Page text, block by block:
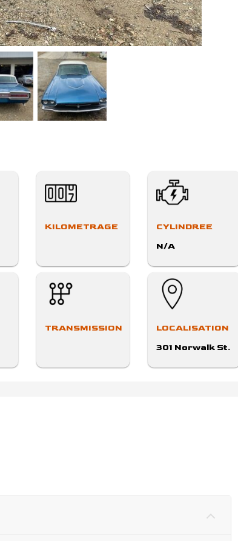
KILOMETRAGE
TRANSMISSION
CYLINDREE
N/A
LOCALISATION
301 Norwalk St.
Greensboro,